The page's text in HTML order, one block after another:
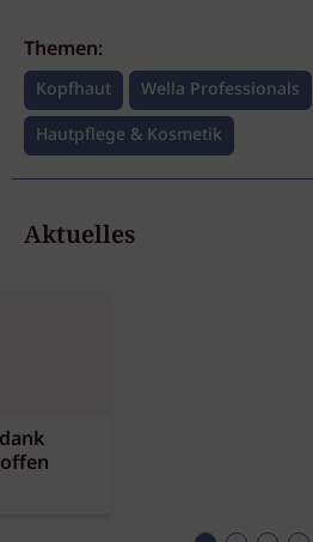
Themen:
Kopfhaut Wella Professionals
Hautpflege & Kosmetik
Aktuelles